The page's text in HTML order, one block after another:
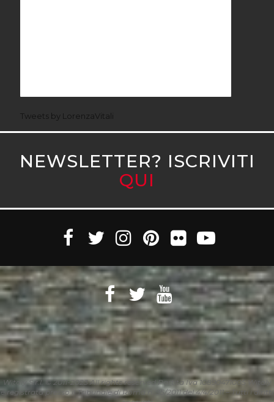
Tweets by LorenzaVitali
NEWSLETTER? ISCRIVITI
QUI
Witaly S.r.l. © 2011-2023 All rights reserved Partita Iva 10890471005 Witaly
è registrata presso il Tribunale di Roma n. 95/2011 del 4/4/2011 – Tutti i diritti